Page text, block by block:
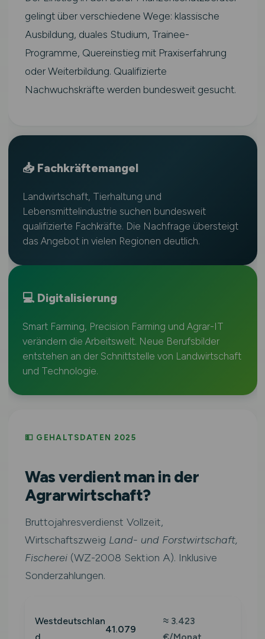
gelingt über verschiedene Wege: klassische
Ausbildung, duales Studium, Trainee-
Programme, Quereinstieg mit Praxiserfahrung
oder Weiterbildung. Qualifizierte
Nachwuchskräfte werden bundesweit gesucht.
📥 Fachkräftemangel
Landwirtschaft, Tierhaltung und
Lebensmittelindustrie suchen bundesweit
qualifizierte Fachkräfte. Die Nachfrage übersteigt
das Angebot in vielen Regionen deutlich.
💻 Digitalisierung
Smart Farming, Precision Farming und Agrar-IT
verändern die Arbeitswelt. Neue Berufsbilder
entstehen an der Schnittstelle von Landwirtschaft
und Technologie.
💵 GEHALTSDATEN 2025
Was verdient man in der
Agrarwirtschaft?
Bruttojahresverdienst Vollzeit,
Wirtschaftszweig Land- und Forstwirtschaft,
Fischerei(WZ-2008 Sektion A). Inklusive
Sonderzahlungen.
Westdeutschlan
41.079
≈ 3.423